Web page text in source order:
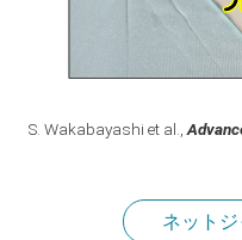
S. Wakabayashi et al.,
ネット